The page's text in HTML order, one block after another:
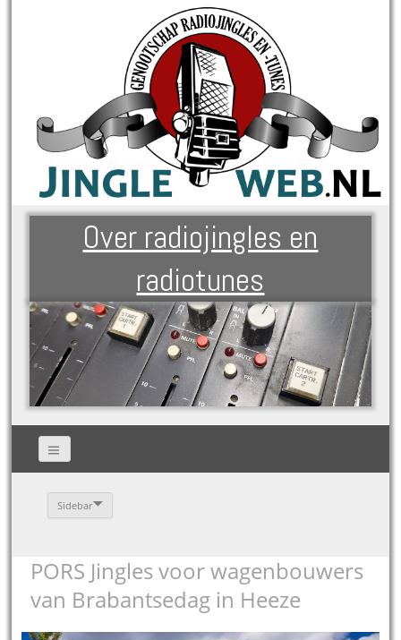
Over radiojingles en
radiotunes
Sidebar
PORS Jingles voor wagenbouwers
van Brabantsedag in Heeze